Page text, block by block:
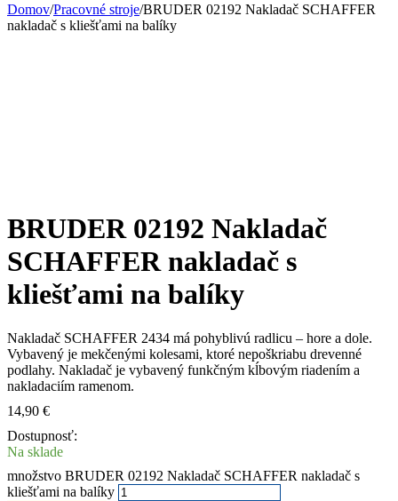
Domov/Pracovné stroje/BRUDER 02192 Nakladač SCHAFFER
nakladač s kliešťami na balíky
BRUDER 02192 Nakladač
SCHAFFER nakladač s
kliešťami na balíky
Nakladač SCHAFFER 2434 má pohyblivú radlicu – hore a dole.
Vybavený je mekčenými kolesami, ktoré nepoškriabu drevenné
podlahy. Nakladač je vybavený funkčným kĺbovým riadením a
nakladaciím ramenom.
14,90 €
Dostupnosť:
Na sklade
množstvo BRUDER 02192 Nakladač SCHAFFER nakladač s
kliešťami na balíky